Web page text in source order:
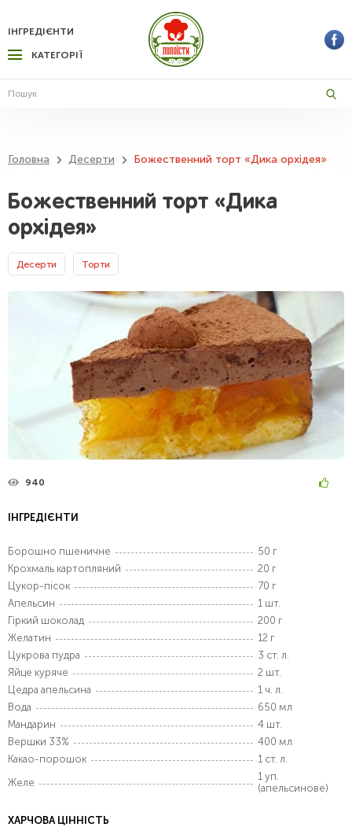
КАТЕГОРІЇ
ІНГРЕДІЄНТИ
Головна Десерти Божественний торт «Дика орхідея»
Божественний торт «Дика
орхідея»
Десерти Торти
940
ІНГРЕДІЄНТИ
Борошно пшеничне
50 г
Крохмаль картопляний
20 г
Цукор-пісок
70 г
Апельсин
1 шт.
Гіркий шоколад
200 г
Желатин
12 г
Цукрова пудра
3 ст. л.
Яйце куряче
2 шт.
Цедра апельсина
1 ч. л.
Вода
650 мл
Мандарин
4 шт.
Вершки 33%
400 мл
Какао-порошок
1 ст. л.
Желе
1 уп.
(апельсинове)
ХАРЧОВА ЦІННІСТЬ